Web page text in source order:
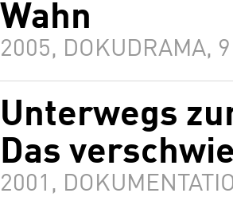
Wahn
2005, DOKUDRAMA,
Unterwegs
Das
2001,